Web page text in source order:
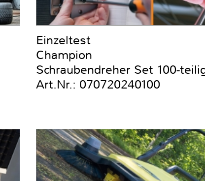
Einzeltest
Champion
Schraubendreher Set 100-
Art.Nr.: 070720240100